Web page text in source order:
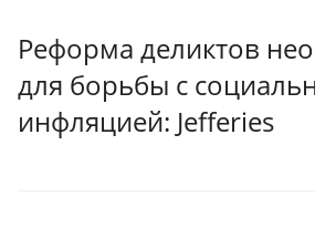
Реформа деликтов
для борьбы с
инфляцией: Jefferies